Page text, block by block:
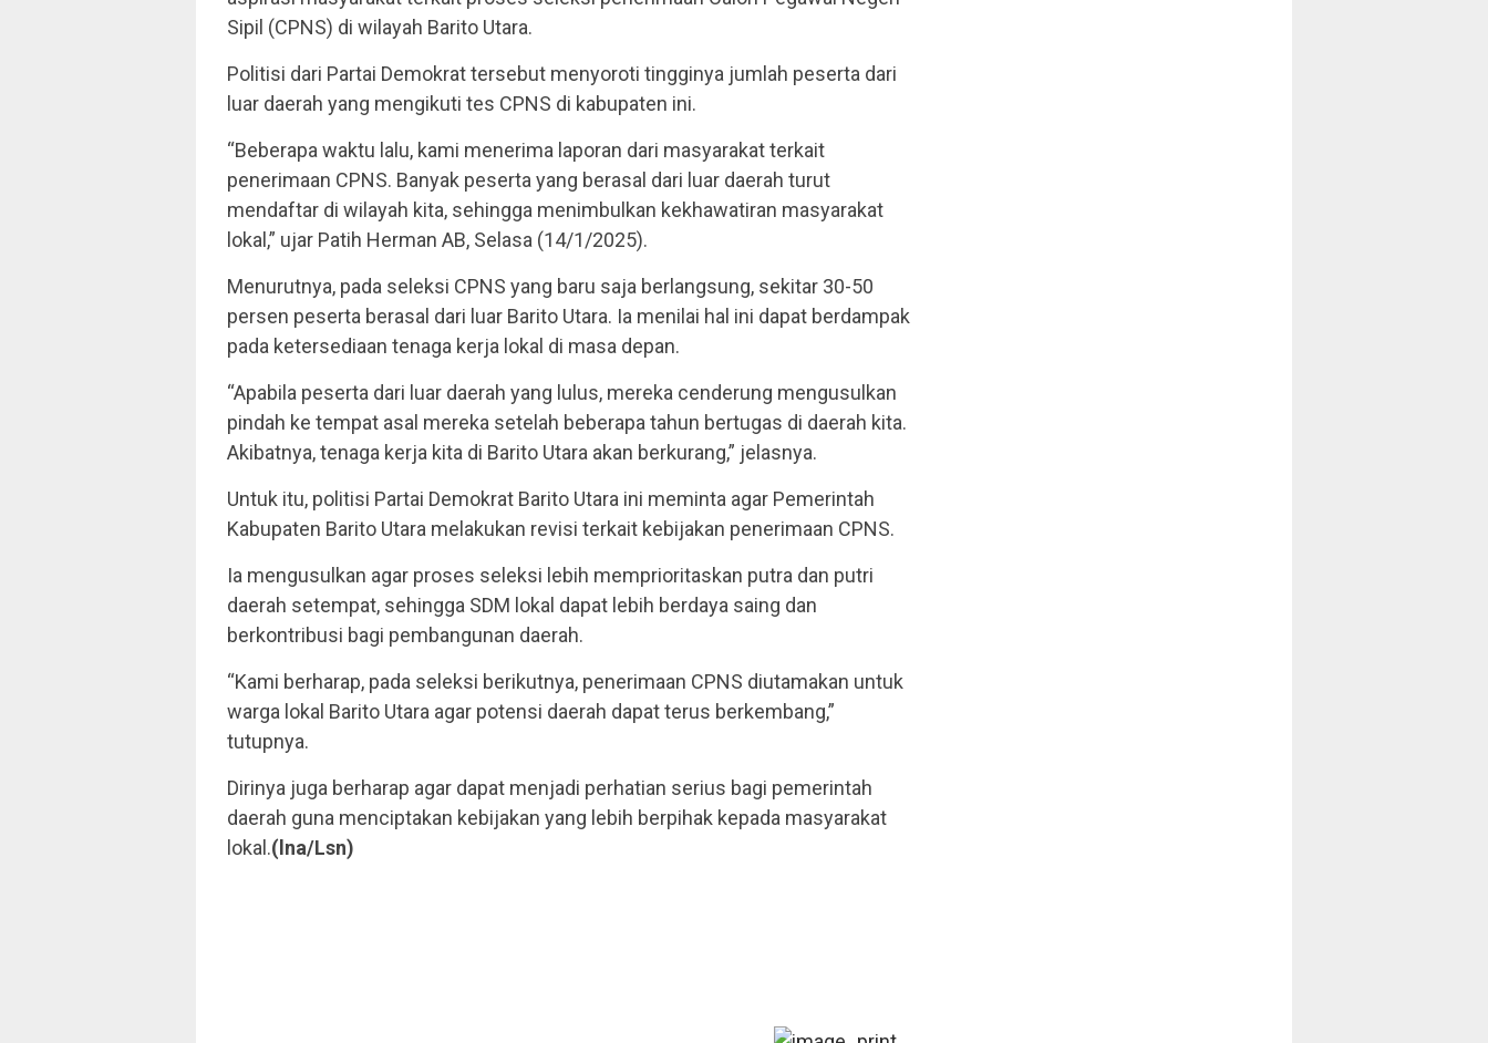
Sipil (CPNS) di wilayah Barito Utara.
Politisi dari Partai Demokrat tersebut menyoroti tingginya jumlah peserta dari
luar daerah yang mengikuti tes CPNS di kabupaten ini.
“Beberapa waktu lalu, kami menerima laporan dari masyarakat terkait
penerimaan CPNS. Banyak peserta yang berasal dari luar daerah turut
mendaftar di wilayah kita, sehingga menimbulkan kekhawatiran masyarakat
lokal,” ujar Patih Herman AB, Selasa (14/1/2025).
Menurutnya, pada seleksi CPNS yang baru saja berlangsung, sekitar 30-50
persen peserta berasal dari luar Barito Utara. Ia menilai hal ini dapat berdampak
pada ketersediaan tenaga kerja lokal di masa depan.
“Apabila peserta dari luar daerah yang lulus, mereka cenderung mengusulkan
pindah ke tempat asal mereka setelah beberapa tahun bertugas di daerah kita.
Akibatnya, tenaga kerja kita di Barito Utara akan berkurang,” jelasnya.
Untuk itu, politisi Partai Demokrat Barito Utara ini meminta agar Pemerintah
Kabupaten Barito Utara melakukan revisi terkait kebijakan penerimaan CPNS.
Ia mengusulkan agar proses seleksi lebih memprioritaskan putra dan putri
daerah setempat, sehingga SDM lokal dapat lebih berdaya saing dan
berkontribusi bagi pembangunan daerah.
“Kami berharap, pada seleksi berikutnya, penerimaan CPNS diutamakan untuk
warga lokal Barito Utara agar potensi daerah dapat terus berkembang,”
tutupnya.
Dirinya juga berharap agar dapat menjadi perhatian serius bagi pemerintah
daerah guna menciptakan kebijakan yang lebih berpihak kepada masyarakat
lokal.(lna/Lsn)